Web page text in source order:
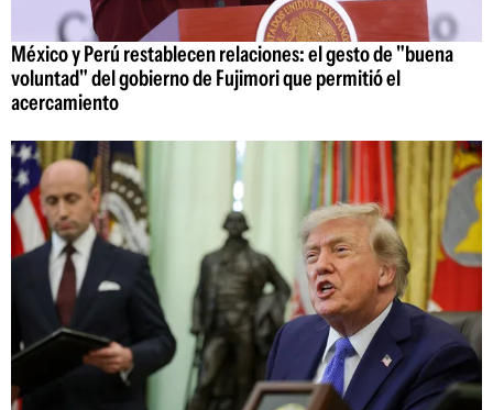
México y Perú restablecen relaciones: el gesto de "buena
voluntad" del gobierno de Fujimori que permitió el
acercamiento